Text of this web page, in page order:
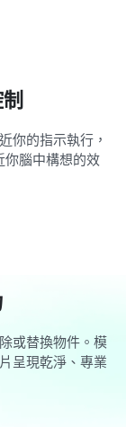
你的指示執行，
你腦中構想的效
或替換物件。模
呈現乾淨、專業